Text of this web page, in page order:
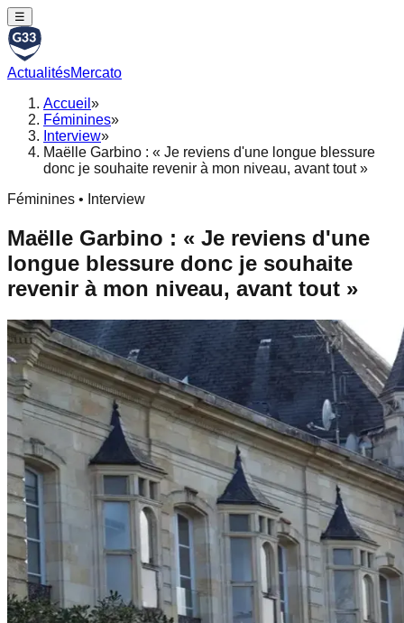
☰
ActualitésMercato
Accueil »
Féminines»
Interview»
Maëlle Garbino : « Je reviens d'une longue blessure
donc je souhaite revenir à mon niveau, avant tout »
Féminines • Interview
Maëlle Garbino : « Je reviens d'une
longue blessure donc je souhaite
revenir à mon niveau, avant tout »